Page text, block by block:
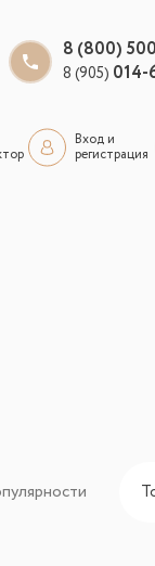
8 (800)
8 (905) 014-
Вход и
регистрация